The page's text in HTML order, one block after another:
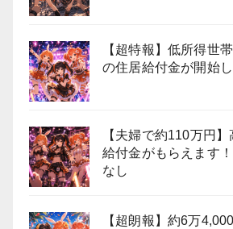
【超特報】低所得世
の住居給付金が開始し
【夫婦で約110万円
給付金がもらえます
なし
【超朗報】約6万